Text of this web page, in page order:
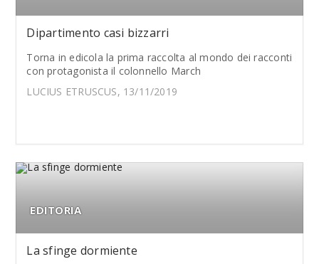
Dipartimento casi bizzarri
Torna in edicola la prima raccolta al mondo dei racconti
con protagonista il colonnello March
LUCIUS ETRUSCUS, 13/11/2019
EDITORIA
La sfinge dormiente